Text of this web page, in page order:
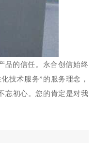
品的信任。永合创信始终
技术服务”的服务理念，
忘初心。您的肯定是对我